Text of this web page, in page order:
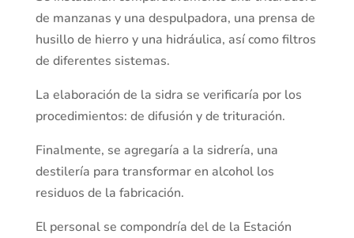
de manzanas y una despulpadora, una prensa de
husillo de hierro y una hidráulica, así como filtros
de diferentes sistemas.
La elaboración de la sidra se verificaría por los
procedimientos: de difusión y de trituración.
Finalmente, se agregaría a la sidrería, una
destilería para transformar en alcohol los
residuos de la fabricación.
El personal se compondría del de la Estación